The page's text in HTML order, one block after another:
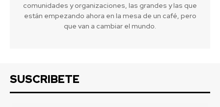
comunidades y organizaciones, las grandes y las que
están empezando ahora en la mesa de un café, pero
que van a cambiar el mundo.
SUSCRIBETE